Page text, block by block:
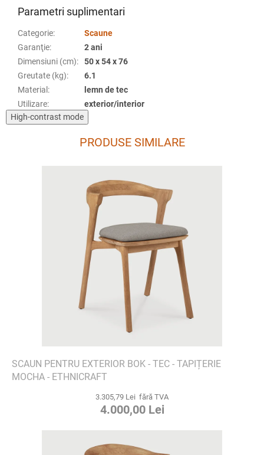
Parametri suplimentari
Categorie:
Scaune
Garanţie:
2 ani
Dimensiuni (cm):
50 x 54 x 76
Greutate (kg):
6.1
Material :
lemn de tec
Utilizare:
exterior/interior
High-contrast mode
PRODUSE SIMILARE
SCAUN PENTRU EXTERIOR BOK - TEC - TAPIȚERIE
MOCHA - ETHNICRAFT
3.305,79 Lei fără TVA
4.000,00 Lei